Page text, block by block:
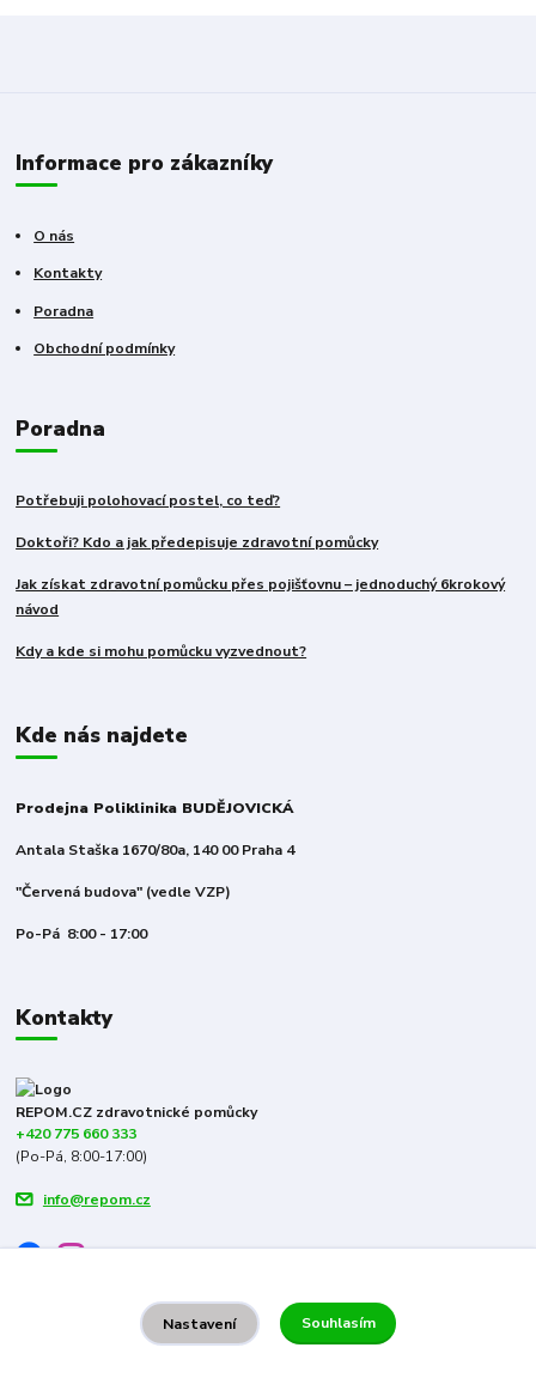
Informace pro zákazníky
O nás
Kontakty
Poradna
Obchodní podmínky
Poradna
Potřebuji polohovací postel, co teď?
Doktoři? Kdo a jak předepisuje zdravotní pomůcky
Jak získat zdravotní pomůcku přes pojišťovnu – jednoduchý 6krokový
návod
Kdy a kde si mohu pomůcku vyzvednout?
Kde nás najdete
Prodejna Poliklinika BUDĚJOVICKÁ
Antala Staška 1670/80a, 140 00 Praha 4
"Červená budova" (vedle VZP)
Po-Pá 8:00 - 17:00
Kontakty
REPOM.CZ zdravotnické pomůcky
+420 775 660 333
(Po-Pá, 8:00-17:00)
info@repom.cz
Nastavení Souhlasím